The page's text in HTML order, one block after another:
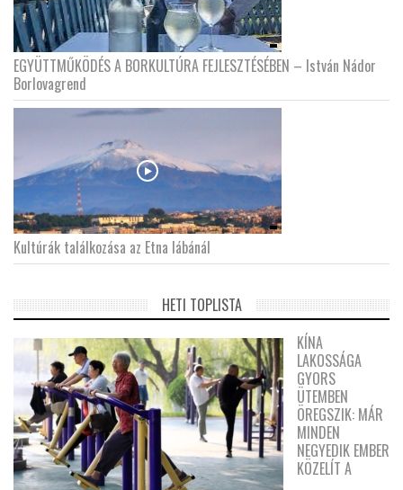
EGYÜTTMŰKÖDÉS A BORKULTÚRA FEJLESZTÉSÉBEN – István Nádor
Borlovagrend
Kultúrák találkozása az Etna lábánál
HETI TOPLISTA
KÍNA
LAKOSSÁGA
GYORS
ÜTEMBEN
ÖREGSZIK: MÁR
MINDEN
NEGYEDIK EMBER
KÖZELÍT A